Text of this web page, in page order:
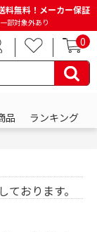
料無料！メーカー保証
部対象外あり
0
品
ランキング
おります。